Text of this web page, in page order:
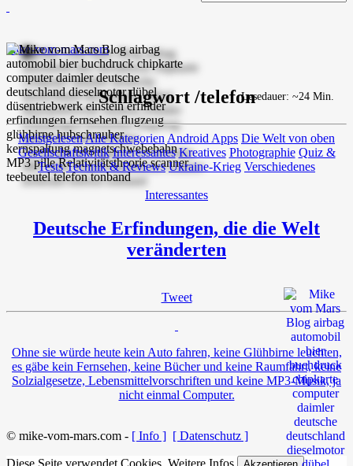
mike-vom-mars.com
Schlagwort /telefon
MeistgelesenAlle Kategorien Android Apps Die Welt von oben
Gesellschaftskritik Interessantes Kreatives Photographie Quiz &
Tests Technik & Reviews Ukraine-Krieg Verschiedenes
Interessantes
Deutsche Erfindungen, die die Welt
veränderten
Tweet
Lesedauer: ~24 Min.
Ohne sie würde heute kein Auto fahren, keine Glühbirne leuchten,
es gäbe kein Fernsehen, keine Bücher und keine Raumfahrt, keine
Solzialgesetze, Lebensmittelvorschriften und keine MP3-Musik, ja
nicht einmal Computer.
© mike-vom-mars.com - [ Info ] [ Datenschutz ]
Diese Seite verwendet Cookies. Weitere Infos